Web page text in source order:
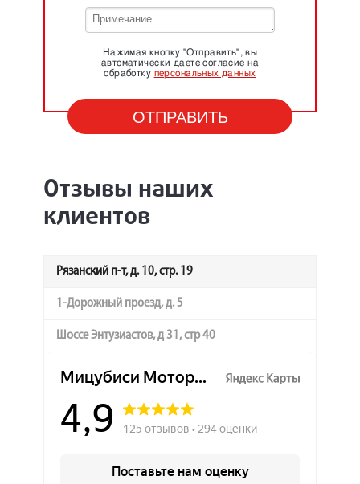
Нажимая кнопку "Отправить", вы
автоматически даете согласие на
обработку персональных данных
Отзывы наших
клиентов
Рязанский п-т, д. 10, стр. 19
1-Дорожный проезд, д. 5
Шоссе Энтузиастов, д 31, стр 40